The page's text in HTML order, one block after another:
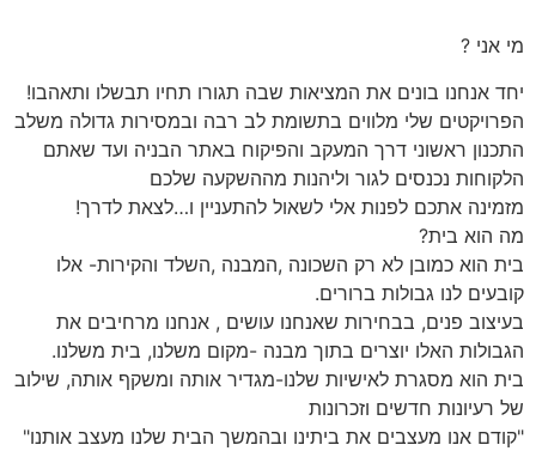
מי אני ?
יחד אנחנו בונים את המציאות שבה תגורו תחיו תבשלו ותאהבו!
הפרויקטים שלי מלווים בתשומת לב רבה ובמסירות גדולה משלב
התכנון ראשוני דרך המעקב והפיקוח באתר הבניה ועד שאתם
הלקוחות נכנסים לגור וליהנות מההשקעה שלכם
מזמינה אתכם לפנות אלי לשאול להתעניין ו…לצאת לדרך!
מה הוא בית?
בית הוא כמובן לא רק השכונה ,המבנה ,השלד והקירות- אלו
קובעים לנו גבולות ברורים.
בעיצוב פנים, בבחירות שאנחנו עושים , אנחנו מרחיבים את
הגבולות האלו יוצרים בתוך מבנה -מקום משלנו, בית משלנו.
בית הוא מסגרת לאישיות שלנו-מגדיר אותה ומשקף אותה, שילוב
של רעיונות חדשים וזכרונות
"קודם אנו מעצבים את ביתינו ובהמשך הבית שלנו מעצב אותנו"